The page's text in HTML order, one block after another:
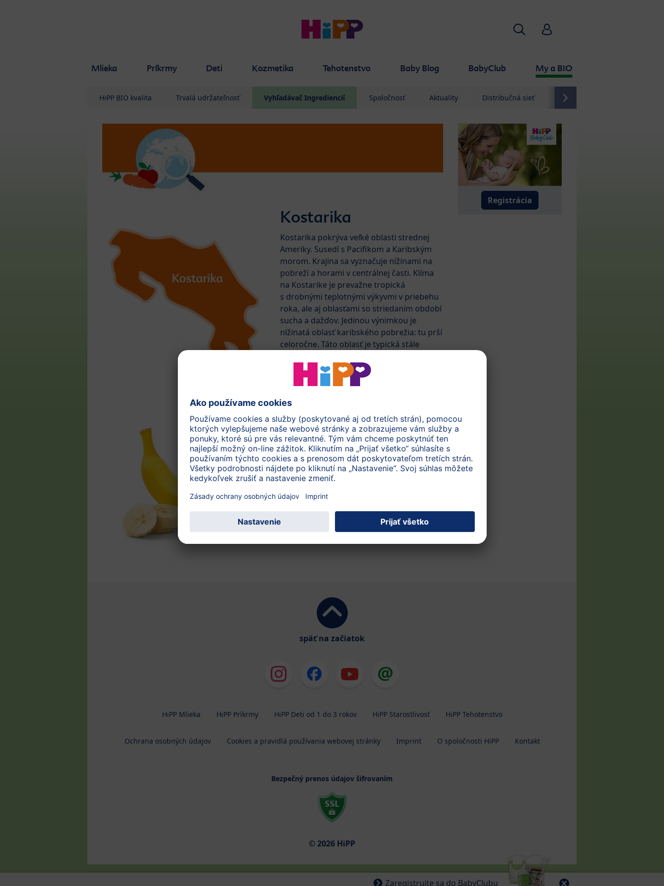
Mlieka Príkrmy Deti Kozmetika Tehotenstvo Baby Blog BabyClub My a BIO
HľadaťHiPP Babyclub
HiPP BIO kvalita Trvalá udržateľnosť Vyhľadávač Ingrediencií Spoločnosť Aktuality Distribučná sieť Kontakt
Kostarika
Kostarika pokrýva veľké oblasti strednej
Ameriky. Susedí s Pacifikom a Karibským
morom. Krajina sa vyznačuje nížinami na
pobreží a horami v centrálnej časti. Klíma
na Kostarike je prevažne tropická
s drobnými teplotnými výkyvmi v priebehu
roka, ale aj oblasťami so striedaním období
sucha a dažďov. Jedinou výnimkou je
nížinatá oblasť karibského pobrežia: tu prší
celoročne. Táto oblasť je typická stále
Nájdeme tu bohatú faunu aj flóru a tiež
územie, kde HiPP pestuje BIO banány.
Registrácia
späť na začiatok
HiPP Mlieka HiPP Príkrmy HiPP Deti od 1 do 3 rokov HiPP Starostlivosť HiPP Tehotenstvo
Ochrana osobných údajov Cookies a pravidlá používania webovej stránky Imprint O spoločnosti HiPP Kontakt
Bezpečný prenos údajov šifrovaním
© 2026 HiPP
Zaregistrujte sa do BabyClubu